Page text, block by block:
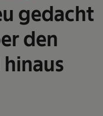
gedacht
den